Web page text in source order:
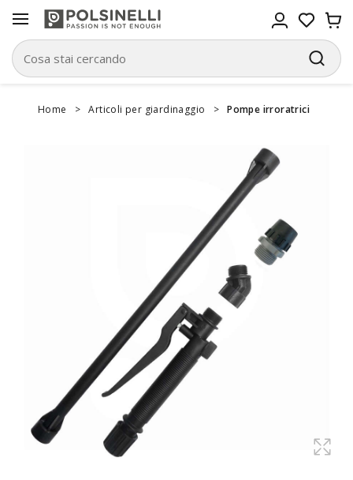
Home > Articoli per giardinaggio > Pompe irroratrici